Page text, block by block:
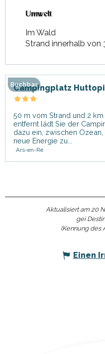
Umwelt
Umwelt
Im Wald
Strand innerhalb von
Campingplatz
50 m vom Strand und 2
entfernt lädt Sie der
dazu ein, zwischen
neue Energie zu...
Ars-en-Ré
Buchbar
Aktualisiert am 20
gei
(Kennung des
Einen